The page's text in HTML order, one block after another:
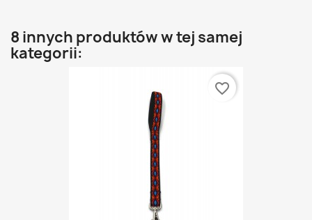
8 innych produktów w tej samej
kategorii:
favorite_border